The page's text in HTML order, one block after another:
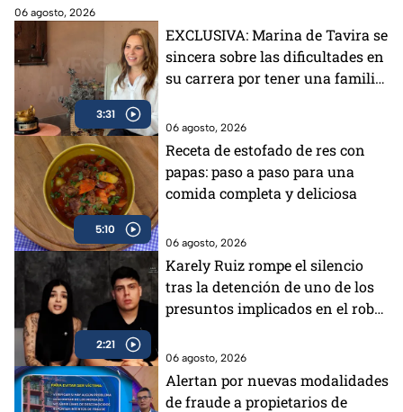
06 agosto, 2026
3:31
EXCLUSIVA: Marina de Tavira se
sincera sobre las dificultades en
su carrera por tener una familia
06 agosto, 2026
5:10
Receta de estofado de res con
papas: paso a paso para una
comida completa y deliciosa
06 agosto, 2026
2:21
Karely Ruiz rompe el silencio
tras la detención de uno de los
presuntos implicados en el robo
06 agosto, 2026
Alertan por nuevas modalidades
de fraude a propietarios de